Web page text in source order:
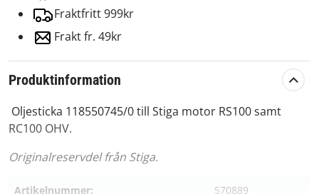
Fraktfritt 999kr
Frakt fr. 49kr
Produktinformation
Oljesticka 118550745/0 till Stiga motor RS100 samt
RC100 OHV.
Originalreservdel från Stiga.
Artikelnummer:
570889